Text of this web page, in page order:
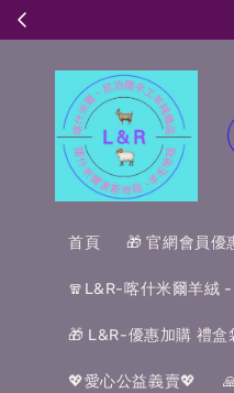
首頁 🎁 官網會員優
🧣L&R-喀什米爾羊絨
🎁 L&R-優惠加購 禮盒
💖愛心公益義賣💖